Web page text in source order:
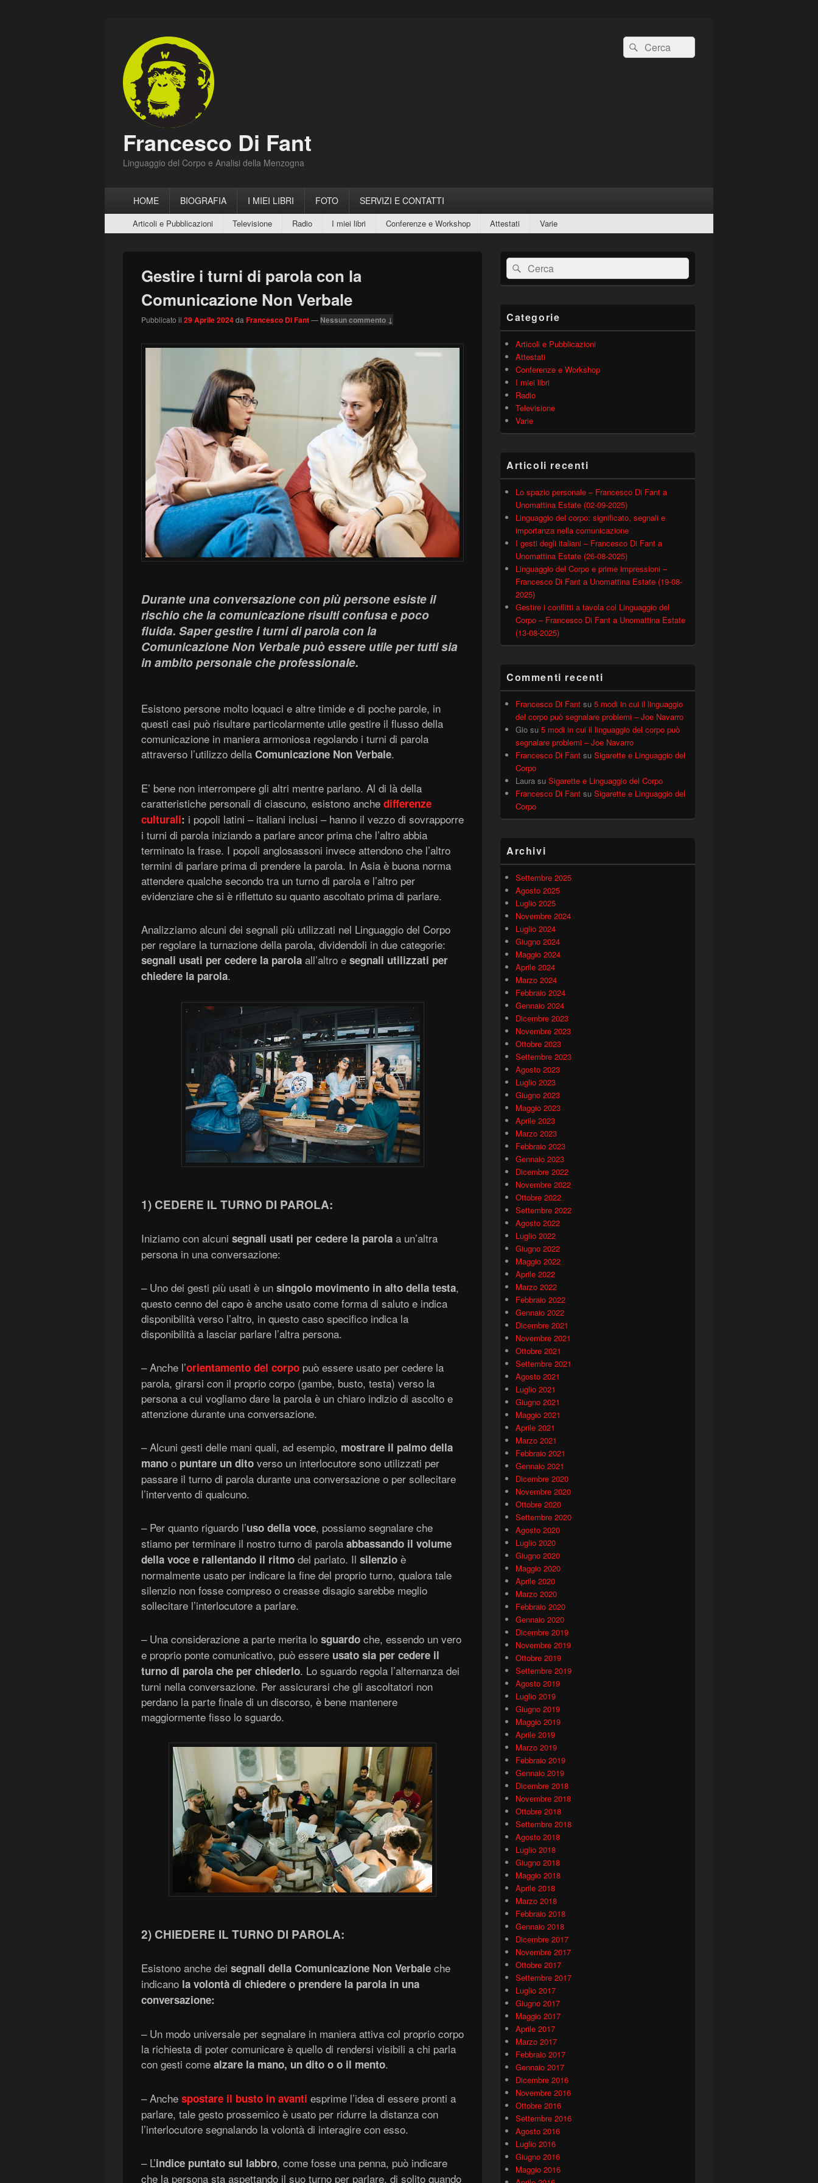
Francesco Di Fant
Linguaggio del Corpo e Analisi della Menzogna
Cerca:Cerca
principaleHOME BIOGRAFIA I MIEI LIBRI FOTO SERVIZI E CONTATTI
secondario
Articoli e Pubblicazioni Televisione Radio I miei libri Conferenze e Workshop Attestati Varie
Gestire i turni di parola con la
Comunicazione Non Verbale
Pubblicato il 29 Aprile 2024da Francesco Di Fant— Nessun commento ↓
Durante una conversazione con più persone esiste il
rischio che la comunicazione risulti confusa e poco
fluida. Saper gestire i turni di parola con la
Comunicazione Non Verbale può essere utile per tutti sia
in ambito personale che professionale.
Esistono persone molto loquaci e altre timide e di poche parole, in
questi casi può risultare particolarmente utile gestire il flusso della
comunicazione in maniera armoniosa regolando i turni di parola
attraverso l’utilizzo della Comunicazione Non Verbale.
E’ bene non interrompere gli altri mentre parlano. Al di là della
caratteristiche personali di ciascuno, esistono anche differenze
culturali: i popoli latini – italiani inclusi – hanno il vezzo di sovrapporre
i turni di parola iniziando a parlare ancor prima che l’altro abbia
terminato la frase. I popoli anglosassoni invece attendono che l’altro
termini di parlare prima di prendere la parola. In Asia è buona norma
attendere qualche secondo tra un turno di parola e l’altro per
evidenziare che si è riflettuto su quanto ascoltato prima di parlare.
Analizziamo alcuni dei segnali più utilizzati nel Linguaggio del Corpo
per regolare la turnazione della parola, dividendoli in due categorie:
segnali usati per cedere la parola all’altro e segnali utilizzati per
chiedere la parola.
1) CEDERE IL TURNO DI PAROLA:
Iniziamo con alcuni segnali usati per cedere la parola a un’altra
persona in una conversazione:
– Uno dei gesti più usati è un singolo movimento in alto della testa,
questo cenno del capo è anche usato come forma di saluto e indica
disponibilità verso l’altro, in questo caso specifico indica la
disponibilità a lasciar parlare l’altra persona.
– Anche l’orientamento del corpo può essere usato per cedere la
parola, girarsi con il proprio corpo (gambe, busto, testa) verso la
persona a cui vogliamo dare la parola è un chiaro indizio di ascolto e
attenzione durante una conversazione.
– Alcuni gesti delle mani quali, ad esempio, mostrare il palmo della
mano o puntare un dito verso un interlocutore sono utilizzati per
passare il turno di parola durante una conversazione o per sollecitare
l’intervento di qualcuno.
– Per quanto riguardo l’uso della voce, possiamo segnalare che
stiamo per terminare il nostro turno di parola abbassando il volume
della voce e rallentando il ritmo del parlato. Il silenzio è
normalmente usato per indicare la fine del proprio turno, qualora tale
silenzio non fosse compreso o creasse disagio sarebbe meglio
sollecitare l’interlocutore a parlare.
– Una considerazione a parte merita lo sguardo che, essendo un vero
e proprio ponte comunicativo, può essere usato sia per cedere il
turno di parola che per chiederlo. Lo sguardo regola l’alternanza dei
turni nella conversazione. Per assicurarsi che gli ascoltatori non
perdano la parte finale di un discorso, è bene mantenere
maggiormente fisso lo sguardo.
2) CHIEDERE IL TURNO DI PAROLA:
Esistono anche dei segnali della Comunicazione Non Verbale che
indicano la volontà di chiedere o prendere la parola in una
conversazione:
– Un modo universale per segnalare in maniera attiva col proprio corpo
la richiesta di poter comunicare è quello di rendersi visibili a chi parla
con gesti come alzare la mano, un dito o o il mento.
– Anche spostare il busto in avanti esprime l’idea di essere pronti a
parlare, tale gesto prossemico è usato per ridurre la distanza con
l’interlocutore segnalando la volontà di interagire con esso.
– L’indice puntato sul labbro, come fosse una penna, può indicare
che la persona sta aspettando il suo turno per parlare, di solito quando
Area
widget
barra
laterale
Cerca:Cerca
Categorie
Articoli e Pubblicazioni
Attestati
Conferenze e Workshop
I miei libri
Radio
Televisione
Varie
Articoli recenti
Lo spazio personale – Francesco Di Fant a
Unomattina Estate (02-09-2025)
Linguaggio del corpo: significato, segnali e
importanza nella comunicazione
I gesti degli italiani – Francesco Di Fant a
Unomattina Estate (26-08-2025)
Linguaggio del Corpo e prime impressioni –
Francesco Di Fant a Unomattina Estate (19-08-
2025)
Gestire i conflitti a tavola col Linguaggio del
Corpo – Francesco Di Fant a Unomattina Estate
(13-08-2025)
Commenti recenti
Francesco Di Fant su 5 modi in cui il linguaggio
del corpo può segnalare problemi – Joe Navarro
Gio su 5 modi in cui il linguaggio del corpo può
segnalare problemi – Joe Navarro
Francesco Di Fant su Sigarette e Linguaggio del
Corpo
Laura su Sigarette e Linguaggio del Corpo
Francesco Di Fant su Sigarette e Linguaggio del
Corpo
Archivi
Settembre 2025
Agosto 2025
Luglio 2025
Novembre 2024
Luglio 2024
Giugno 2024
Maggio 2024
Aprile 2024
Marzo 2024
Febbraio 2024
Gennaio 2024
Dicembre 2023
Novembre 2023
Ottobre 2023
Settembre 2023
Agosto 2023
Luglio 2023
Giugno 2023
Maggio 2023
Aprile 2023
Marzo 2023
Febbraio 2023
Gennaio 2023
Dicembre 2022
Novembre 2022
Ottobre 2022
Settembre 2022
Agosto 2022
Luglio 2022
Giugno 2022
Maggio 2022
Aprile 2022
Marzo 2022
Febbraio 2022
Gennaio 2022
Dicembre 2021
Novembre 2021
Ottobre 2021
Settembre 2021
Agosto 2021
Luglio 2021
Giugno 2021
Maggio 2021
Aprile 2021
Marzo 2021
Febbraio 2021
Gennaio 2021
Dicembre 2020
Novembre 2020
Ottobre 2020
Settembre 2020
Agosto 2020
Luglio 2020
Giugno 2020
Maggio 2020
Aprile 2020
Marzo 2020
Febbraio 2020
Gennaio 2020
Dicembre 2019
Novembre 2019
Ottobre 2019
Settembre 2019
Agosto 2019
Luglio 2019
Giugno 2019
Maggio 2019
Aprile 2019
Marzo 2019
Febbraio 2019
Gennaio 2019
Dicembre 2018
Novembre 2018
Ottobre 2018
Settembre 2018
Agosto 2018
Luglio 2018
Giugno 2018
Maggio 2018
Aprile 2018
Marzo 2018
Febbraio 2018
Gennaio 2018
Dicembre 2017
Novembre 2017
Ottobre 2017
Settembre 2017
Luglio 2017
Giugno 2017
Maggio 2017
Aprile 2017
Marzo 2017
Febbraio 2017
Gennaio 2017
Dicembre 2016
Novembre 2016
Ottobre 2016
Settembre 2016
Agosto 2016
Luglio 2016
Giugno 2016
Maggio 2016